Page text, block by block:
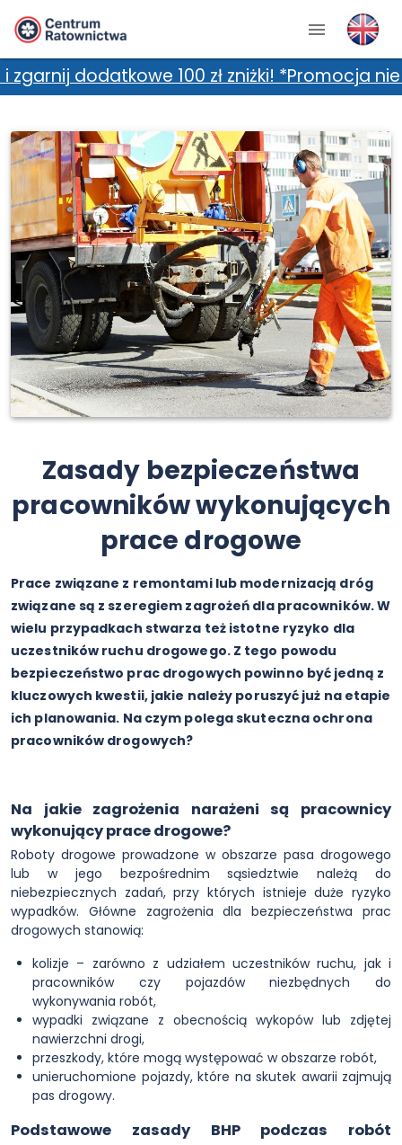
dodatkowe 100 zł zniżki! *Promocja nie
Zasady bezpieczeństwa
pracowników wykonujących
prace drogowe
Prace związane z remontami lub modernizacją dróg
związane są z szeregiem zagrożeń dla pracowników. W
wielu przypadkach stwarza też istotne ryzyko dla
uczestników ruchu drogowego. Z tego powodu
bezpieczeństwo prac drogowych powinno być jedną z
kluczowych kwestii, jakie należy poruszyć już na etapie
ich planowania. Na czym polega skuteczna ochrona
pracowników drogowych?
Na jakie zagrożenia narażeni są pracownicy
wykonujący prace drogowe?
Roboty drogowe prowadzone w obszarze pasa drogowego
lub w jego bezpośrednim sąsiedztwie należą do
niebezpiecznych zadań, przy których istnieje duże ryzyko
wypadków. Główne zagrożenia dla bezpieczeństwa prac
drogowych stanowią:
kolizje – zarówno z udziałem uczestników ruchu, jak i
pracowników czy pojazdów niezbędnych do
wykonywania robót,
wypadki związane z obecnością wykopów lub zdjętej
nawierzchni drogi,
przeszkody, które mogą występować w obszarze robót,
unieruchomione pojazdy, które na skutek awarii zajmują
pas drogowy.
Podstawowe zasady BHP podczas robót